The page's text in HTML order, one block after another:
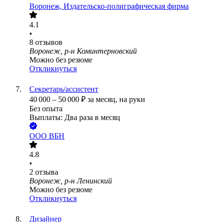
Воронеж, Издательско-полиграфическая фирма
4.1
•
8 отзывов
Воронеж, р-н Коминтерновский
Можно без резюме
Откликнуться
Секретарь/ассистент
40 000 – 50 000 ₽ за месяц, на руки
Без опыта
Выплаты: Два раза в месяц
ООО ВБН
4.8
•
2 отзыва
Воронеж, р-н Ленинский
Можно без резюме
Откликнуться
Дизайнер